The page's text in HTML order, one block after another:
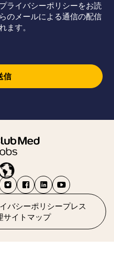
ライバシーポリシーをお読
のメールによる通信の配信
ます。
信
バシーポリシープレス
サイトマップ